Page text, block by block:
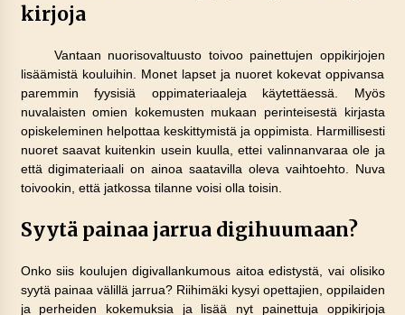
kirjoja
Vantaan nuorisovaltuusto toivoo painettujen oppikirjojen
lisäämistä kouluihin. Monet lapset ja nuoret kokevat oppivansa
paremmin fyysisiä oppimateriaaleja käytettäessä. Myös
nuvalaisten omien kokemusten mukaan perinteisestä kirjasta
opiskeleminen helpottaa keskittymistä ja oppimista. Harmillisesti
nuoret saavat kuitenkin usein kuulla, ettei valinnanvaraa ole ja
että digimateriaali on ainoa saatavilla oleva vaihtoehto. Nuva
toivookin, että jatkossa tilanne voisi olla toisin.
Syytä painaa jarrua digihuumaan?
Onko siis koulujen digivallankumous aitoa edistystä, vai olisiko
syytä painaa välillä jarrua? Riihimäki kysyi opettajien, oppilaiden
ja perheiden kokemuksia ja lisää nyt painettuja oppikirjoja